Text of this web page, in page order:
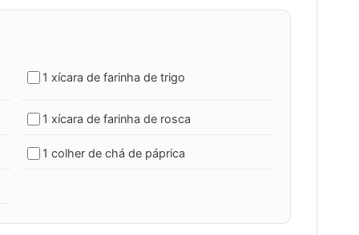
1 xícara de farinha de trigo
1 xícara de farinha de rosca
1 colher de chá de páprica